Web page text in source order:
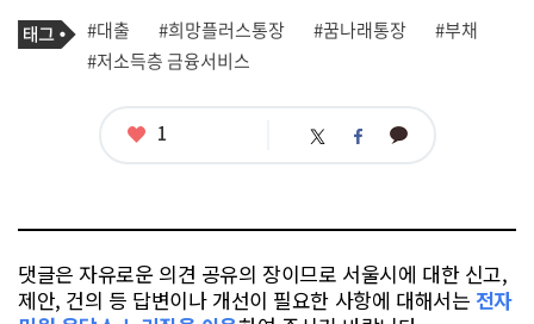
기
사
관
련
태
그
#대출 #희망플러스통장 #꿈나래통장
#부채
#저소득층 금융서비스
좋1 트 페 카
댓글은 자유로운 의견 공유의 장이므로 서울시에 대한 신고,
제안, 건의 등 답변이나 개선이 필요한 사항에 대해서는 전자